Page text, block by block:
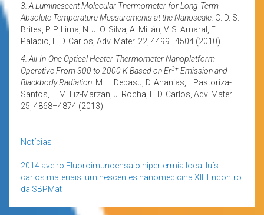
3. A Luminescent Molecular Thermometer for Long-Term
Absolute Temperature Measurements at the Nanoscale. C. D. S.
Brites, P. P. Lima, N. J. O. Silva, A. Millán, V. S. Amaral, F.
Palacio, L. D. Carlos, Adv. Mater. 22, 4499–4504 (2010)
4. All-In-One Optical Heater-Thermometer Nanoplatform
Operative From 300 to 2000 K Based on Er3+ Emission and
Blackbody Radiation. M. L. Debasu, D. Ananias, I. Pastoriza-
Santos, L. M. Liz-Marzan, J. Rocha, L. D. Carlos, Adv. Mater.
25, 4868–4874 (2013)
Notícias
2014 aveiro Fluoroimunoensaio hipertermia local
luís
carlos materiais luminescentes nanomedicina XIII Encontro
da SBPMat